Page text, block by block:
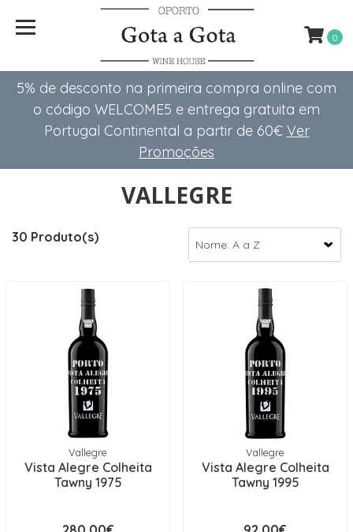
5% de desconto na primeira compra online com
o código WELCOME5 e entrega gratuita em
Portugal Continental a partir de 60€ Ver
Promoções
0
VALLEGRE
30 Produto(s)
Vallegre
Vista Alegre Colheita
Tawny 1975
Vallegre
Vista Alegre Colheita
Tawny 1995